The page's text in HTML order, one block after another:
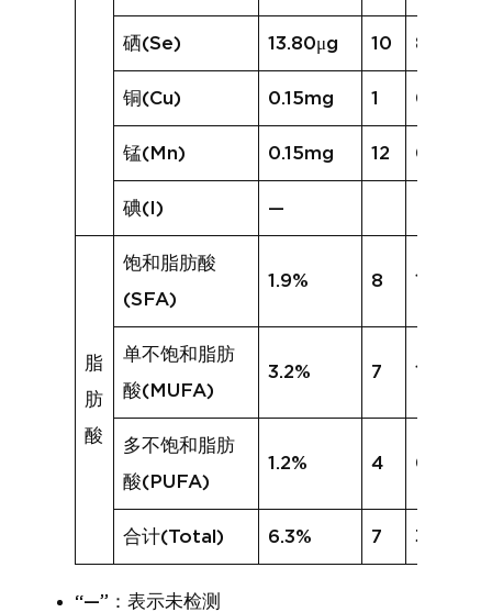
硒(Se) 13.80μg 10 8.78μg
铜(Cu) 0.15mg 1 0.06mg
锰(Mn) 0.15mg 12 0.14mg
碘(I) —
脂
肪
酸
饱和脂肪酸
(SFA)
1.9% 8 1.4%
单不饱和脂肪
酸(MUFA)
3.2% 7 1.5%
多不饱和脂肪
酸(PUFA)
1.2% 4 0.6%
合计(Total) 6.3% 7 3.5%
“—”：表示未检测